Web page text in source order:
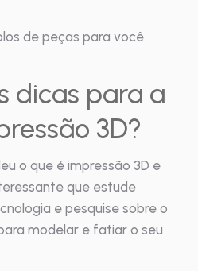
de peças para você
dicas para a
3D?
o que é impressão 3D e
que estude
e pesquise sobre o
modelar e fatiar o seu